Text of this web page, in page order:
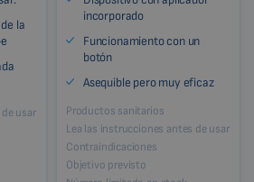
la
usar
incorporado
Funcionamiento con un
botón
Asequible pero muy eficaz
Productos sanitarios
Lea las instrucciones antes de usar
Contraindicaciones
Objetivo previsto